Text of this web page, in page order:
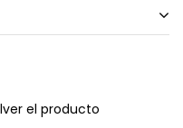
el producto